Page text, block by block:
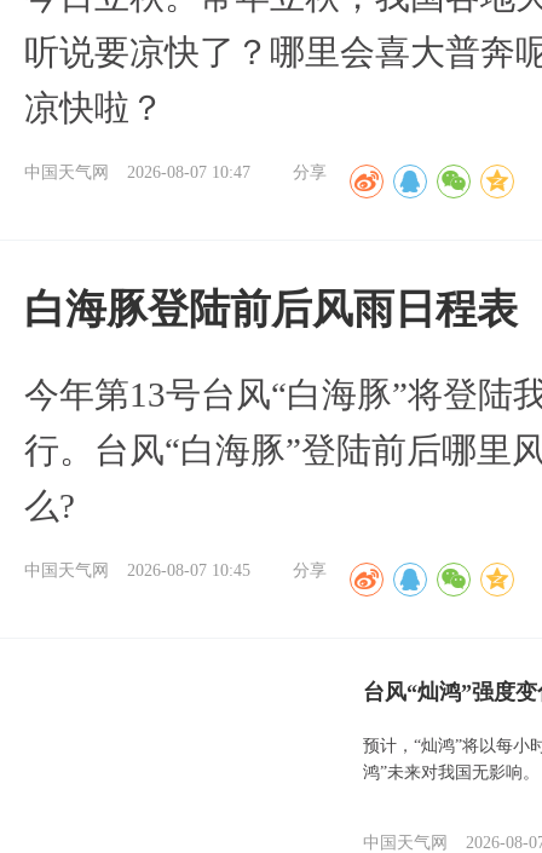
听说要凉快了？哪里会喜大普奔
凉快啦？
中国天气网 2026-08-07 10:47 分享
白海豚登陆前后风雨日程表
今年第13号台风“白海豚”将登陆
行。台风“白海豚”登陆前后哪里
么?
中国天气网 2026-08-07 10:45 分享
台风“灿鸿”强度
预计，“灿鸿”将以每小
鸿”未来对我国无影响。
中国天气网 2026-08-